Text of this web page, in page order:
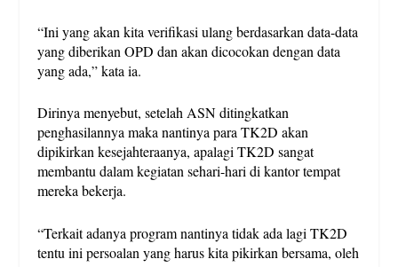
“Ini yang akan kita verifikasi ulang berdasarkan data-data
yang diberikan OPD dan akan dicocokan dengan data
yang ada,” kata ia.
Dirinya menyebut, setelah ASN ditingkatkan
penghasilannya maka nantinya para TK2D akan
dipikirkan kesejahteraanya, apalagi TK2D sangat
membantu dalam kegiatan sehari-hari di kantor tempat
mereka bekerja.
“Terkait adanya program nantinya tidak ada lagi TK2D
tentu ini persoalan yang harus kita pikirkan bersama, oleh